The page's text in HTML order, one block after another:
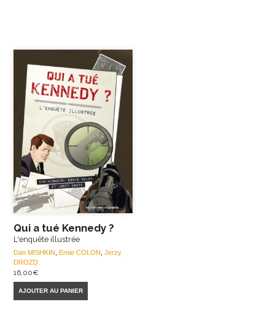
Qui a tué Kennedy ?
L'enquête illustrée
Dan MISHKIN ,Ernie COLON ,Jerzy
DROZD
16,00€
AJOUTER AU PANIER